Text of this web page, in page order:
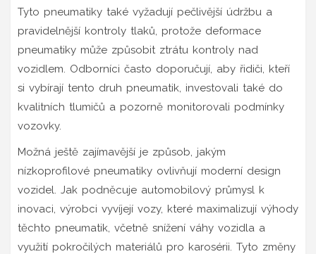
Tyto pneumatiky také vyžadují pečlivější údržbu a
pravidelnější kontroly tlaků, protože deformace
pneumatiky může způsobit ztrátu kontroly nad
vozidlem. Odborníci často doporučují, aby řidiči, kteří
si vybírají tento druh pneumatik, investovali také do
kvalitních tlumičů a pozorně monitorovali podmínky
vozovky.
Možná ještě zajímavější je způsob, jakým
nízkoprofilové pneumatiky ovlivňují moderní design
vozidel. Jak podněcuje automobilový průmysl k
inovaci, výrobci vyvíjejí vozy, které maximalizují výhody
těchto pneumatik, včetně snížení váhy vozidla a
využití pokročilých materiálů pro karosérii. Tyto změny